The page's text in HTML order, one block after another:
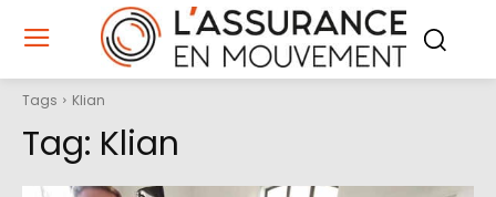
Tags Klian
Tag: Klian